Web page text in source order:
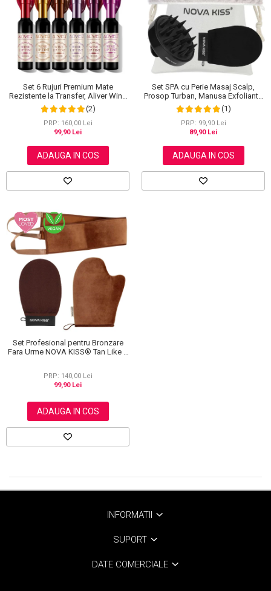
Set 6 Rujuri Premium Mate
Rezistente la Transfer, Aliver Wine
Lip Tint Waterproof, 7 g X 6 buc
(2)
PRP: 160,00 Lei
99,90 Lei
ADAUGA IN COS
Set SPA cu Perie Masaj Scalp,
Prosop Turban, Manusa Exfolianta
si Saculet din Bumbac, NOVA
KISS®
(1)
PRP: 99,90 Lei
89,90 Lei
ADAUGA IN COS
Set Profesional pentru Bronzare
Fara Urme NOVA KISS® Tan Like a
Spate
PRP: 140,00 Lei
99,90 Lei
ADAUGA IN COS
INFORMATII
SUPORT
DATE COMERCIALE